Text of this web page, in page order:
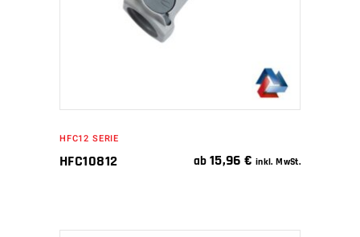
HFC12 SERIE
HFC10812 ab 15,96€ inkl. MwSt.